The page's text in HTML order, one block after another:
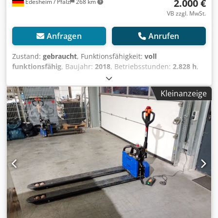
Edesheim / Pfalz 268 km 2.000 €
VB zzgl. MwSt.
Anfragen Anrufen
Zustand: gebraucht, Funktionsfähigkeit: voll
funktionsfähig, Baujahr: 2018, Betriebsstunden: 2.828 h,
, Hubhöhe:205 mm
elektrisch, Gabellänge:1.150 mm, Antriebsart:Elektro,
Niederhubwagen Lastschwerpunkt: 500 Zustand:
Aufbereitet ohne Garantie Zustand Technisch: gut Batterie
Volt: 24V Batterie Ah: 180Ah Batterie Hersteller: Hawker
Batterie Typ: PzS Batterie Baujahr: 2021 Batterie Zustand:
60 - 80% Beschreibung: Übergabe mit neuer FEM 4.004
Prüfung inkl. Prüfbuch Bei weiteren Fragen rufen Sie uns
gerne an. Wir haben neben diesem Modell noch ca. 150
andere Flurförderfahrzeuge an Lager. Schauen Sie sich
gerne weiter auf unserer Homepage fleischmann-
foerdertechnik um. Leasing & Finanzierung sowie eine
Lieferung zu günstigen Konditionen fragen wir gerne für
Sie an. Eine Inzahlungnahme von Linde Geräten ist
Kleinanzeige